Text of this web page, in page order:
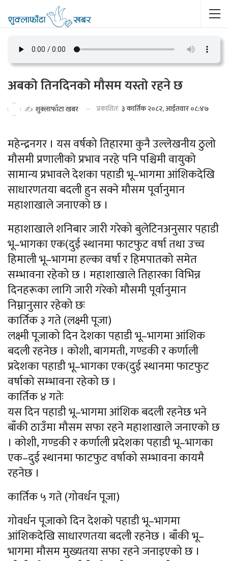
अबको तिनदिनको मौसम यस्तो रहने छ
✍️ शुक्लाफाँटा खबर प्रकाशितः ३ कार्तिक २०८२, आईतवार ०८:४७
महेन्द्रनगर । यस वर्षको तिहारमा कुनै उल्लेखनीय ठुलो
मौसमी प्रणालीको प्रभाव नरहे पनि पश्चिमी वायुको
सामान्य प्रभावले देशका पहाडी भू–भागमा आंशिकदेखि
साधारणतया बदली हुन सक्ने मौसम पूर्वानुमान
महाशाखाले जनाएको छ ।
महाशाखाले शनिबार जारी गरेको बुलेटिनअनुसार पहाडी
भू–भागका एक(दुई स्थानमा फाटफुट वर्षा तथा उच्च
हिमाली भू–भागमा हल्का वर्षा र हिमपातको समेत
सम्भावना रहेको छ । महाशाखाले तिहारका विभिन्न
दिनहरूका लागि जारी गरेको मौसमी पूर्वानुमान
निम्नानुसार रहेको छः
कार्तिक ३ गते (लक्ष्मी पूजा)
लक्ष्मी पूजाको दिन देशका पहाडी भू–भागमा आंशिक
बदली रहनेछ । कोशी, बागमती, गण्डकी र कर्णाली
प्रदेशका पहाडी भू–भागका एक(दुई स्थानमा फाटफुट
वर्षाको सम्भावना रहेको छ ।
कार्तिक ४ गतेः
यस दिन पहाडी भू–भागमा आंशिक बदली रहनेछ भने
बाँकी ठाउँमा मौसम सफा रहने महाशाखाले जनाएको छ
। कोशी, गण्डकी र कर्णाली प्रदेशका पहाडी भू–भागका
एक–दुई स्थानमा फाटफुट वर्षाको सम्भावना कायमै
रहनेछ ।
कार्तिक ५ गते (गोवर्धन पूजा)
गोवर्धन पूजाको दिन देशको पहाडी भू–भागमा
आंशिकदेखि साधारणतया बदली रहनेछ । बाँकी भू–
भागमा मौसम मुख्यतया सफा रहने जनाइएको छ ।